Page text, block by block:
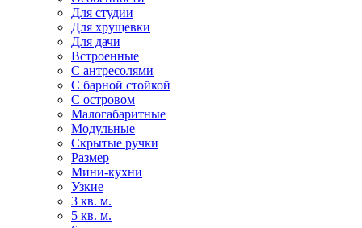
Для студии
Для хрущевки
Для дачи
Встроенные
С антресолями
С барной стойкой
С островом
Малогабаритные
Модульные
Скрытые ручки
Размер
Мини-кухни
Узкие
3 кв. м.
5 кв. м.